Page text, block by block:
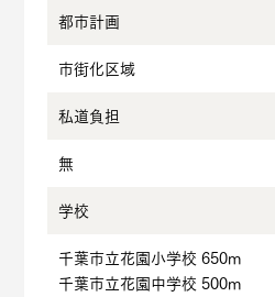
都市計画
市街化区域
私道負担
無
学校
千葉市立花園小学校 650m
千葉市立花園中学校 500m